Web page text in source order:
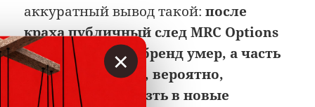
аккуратный вывод такой:после
краха публичный след MRC Options
ушёл в туман — бренд умер, а часть
инфраструктуры, вероятно,
пыталась перелезть в новые
×